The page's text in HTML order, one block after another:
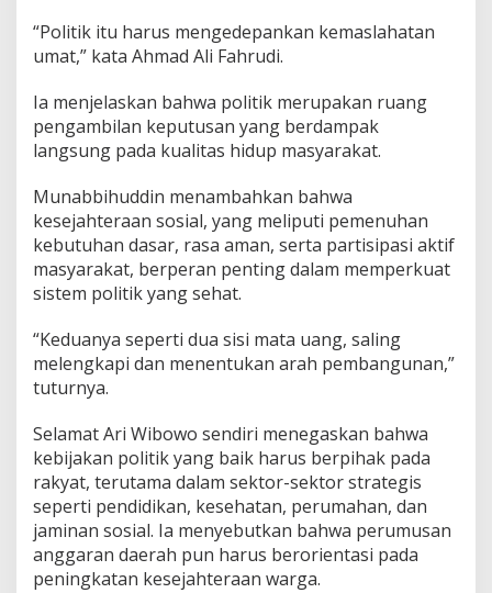
e
j
a
h
t
r
a
a
n
S
i
a
l
“Politik itu harus mengedepankan kemaslahatan
umat,” kata Ahmad Ali Fahrudi.
Ia menjelaskan bahwa politik merupakan ruang
pengambilan keputusan yang berdampak
langsung pada kualitas hidup masyarakat.
Munabbihuddin menambahkan bahwa
kesejahteraan sosial, yang meliputi pemenuhan
kebutuhan dasar, rasa aman, serta partisipasi aktif
masyarakat, berperan penting dalam memperkuat
sistem politik yang sehat.
“Keduanya seperti dua sisi mata uang, saling
melengkapi dan menentukan arah pembangunan,”
tuturnya.
Selamat Ari Wibowo sendiri menegaskan bahwa
kebijakan politik yang baik harus berpihak pada
rakyat, terutama dalam sektor-sektor strategis
seperti pendidikan, kesehatan, perumahan, dan
jaminan sosial. Ia menyebutkan bahwa perumusan
anggaran daerah pun harus berorientasi pada
peningkatan kesejahteraan warga.